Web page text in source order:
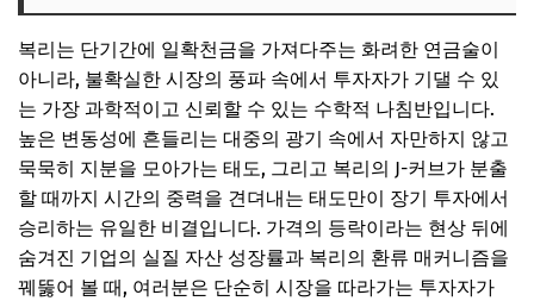
복리는 단기간에 일확천금을 가져다주는 화려한 연금술이
아니라, 불확실한 시장의 풍파 속에서 투자자가 기댈 수 있
는 가장 과학적이고 신뢰할 수 있는 수학적 나침반입니다.
높은 변동성에 흔들리는 대중의 광기 속에서 자만하지 않고
묵묵히 지분을 모아가는 태도, 그리고 복리의 J-커브가 분출
할 때까지 시간의 중력을 견뎌내는 태도만이 장기 투자에서
승리하는 유일한 비결입니다. 가격의 등락이라는 현상 뒤에
숨겨진 기업의 실질 자산 성장률과 복리의 환류 매커니즘을
꿰뚫어 볼 때, 여러분은 단순히 시장을 따라가는 투자자가